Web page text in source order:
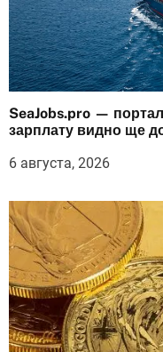
SeaJobs.pro —
зарплату видно ще
6 августа, 2026